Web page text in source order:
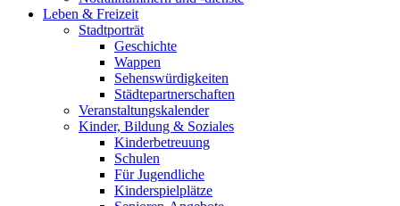
Leben & Freizeit
Stadtporträt
Geschichte
Wappen
Sehenswürdigkeiten
Städtepartnerschaften
Veranstaltungskalender
Kinder, Bildung & Soziales
Kinderbetreuung
Schulen
Für Jugendliche
Kinderspielplätze